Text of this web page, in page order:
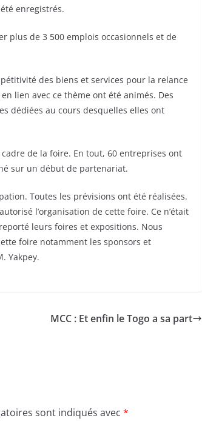
enregistrés.
plus de 3 500 emplois occasionnels et de
des biens et services pour la relance
lien avec ce thème ont été animés. Des
dédiées au cours desquelles elles ont
de la foire. En tout, 60 entreprises ont
sur un début de partenariat.
Toutes les prévisions ont été réalisées.
l’organisation de cette foire. Ce n’était
leurs foires et expositions. Nous
foire notamment les sponsors et
Yakpey.
MCC : Et enfin le Togo a sa part
sont indiqués avec *